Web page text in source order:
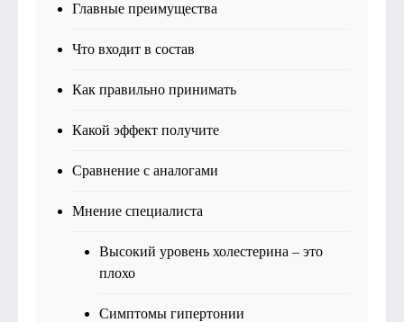
Главные преимущества
Что входит в состав
Как правильно принимать
Какой эффект получите
Сравнение с аналогами
Мнение специалиста
Высокий уровень холестерина – это
плохо
Симптомы гипертонии